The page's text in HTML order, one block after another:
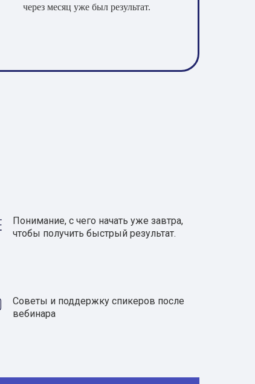
через месяц уже был результат.
Понимание, с чего начать уже завтра,
чтобы получить быстрый результат.
Советы и поддержку спикеров после
вебинара